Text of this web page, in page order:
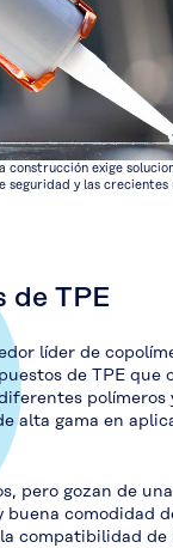
construcción exige
seguridad y las crecientes
de TPE
líder de
de TPE que
polímeros
alta gama en
pero gozan de
comodidad
compatibilidad de